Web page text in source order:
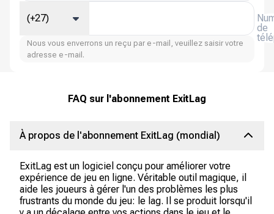
de
(+27)
Nous vous enverrons un reçu par e-mail, veuillez saisir votre
adresse e-mail.
FAQ sur l'abonnement ExitLag
À propos de l'abonnement ExitLag (mondial)
ExitLag est un logiciel conçu pour améliorer votre
expérience de jeu en ligne. Véritable outil magique, il
aide les joueurs à gérer l'un des problèmes les plus
frustrants du monde du jeu: le lag. Il se produit lorsqu'il